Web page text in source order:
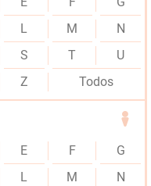
L M
N
S T
U
Z Todos
E F
G
L M
N